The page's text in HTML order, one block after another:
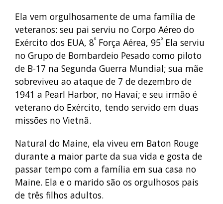
Ela vem orgulhosamente de uma família de
veteranos: seu pai serviu no Corpo Aéreo do
Exército dos EUA, 8º Força Aérea, 95º Ela serviu
no Grupo de Bombardeio Pesado como piloto
de B-17 na Segunda Guerra Mundial; sua mãe
sobreviveu ao ataque de 7 de dezembro de
1941 a Pearl Harbor, no Havaí; e seu irmão é
veterano do Exército, tendo servido em duas
missões no Vietnã.
Natural do Maine, ela viveu em Baton Rouge
durante a maior parte da sua vida e gosta de
passar tempo com a família em sua casa no
Maine. Ela e o marido são os orgulhosos pais
de três filhos adultos.